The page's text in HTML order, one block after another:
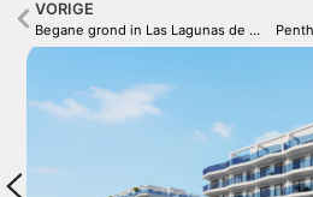
VORIGE
Begane grond in Las Lagunas de Mijas